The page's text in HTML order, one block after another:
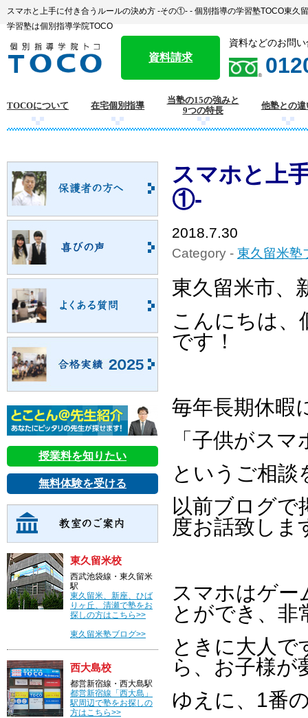
スマホと上手に付き合うルールの決め方 -その①- - 個別指導の学習塾TOCO東久
学習塾は個別指導学院TOCO
資料請求
資料などのお問
TOCOについて 在宅個別指導
当塾の15の強みと
9つの特長
他塾との違
スマホと上
①-
2018.7.30
Category - 東久留米塾
東久留米市、
こんにちは、
です！
毎年長期休暇
「子供がス
というご相談
以前ブログ
度お話致しま
スマホはゲー
とができ、非
ときに大人
ら、お子様が
ゆえに、1番
授業料を知りたい
無料体験を受ける
東久留米校
西武池袋線・東久留米
駅
東久留米、新座、ひば
りヶ丘、清瀬で塾をお
探しの方はこちら>>
東久留米塾ブログ>>
西大島校
都営新宿線・西大島駅
都営新宿線「西大島」
駅周辺で塾をお探しの
方はこちら>>